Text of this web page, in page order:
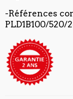
-Références
PLD1B100/520/